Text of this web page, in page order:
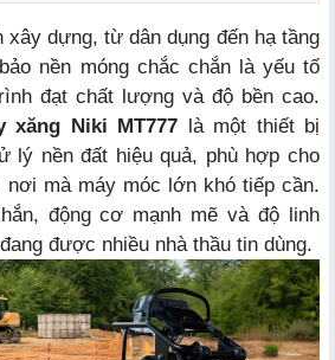
Rato RM-120
chấn
xây dựng
xây dựng, từ dân dụng đến hạ tầng
nền móng chắc chắn là yếu tố
đạt chất lượng và độ bền cao.
xăng Niki MT777 là một thiết bị
lý nền đất hiệu quả, phù hợp cho
nơi mà máy móc lớn khó tiếp cần.
động cơ mạnh mẽ và độ linh
được nhiều nhà thầu tin dùng.